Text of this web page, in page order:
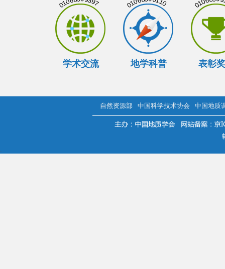
01068999397
学术交流
01068990110
地学科普 表彰
自然资源部 中国科学技术协会 中国地质
.